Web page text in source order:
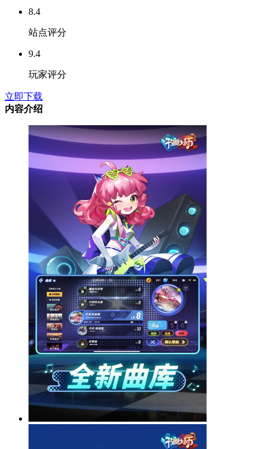
8.4
站点评分
9.4
玩家评分
立即下载
内容介绍